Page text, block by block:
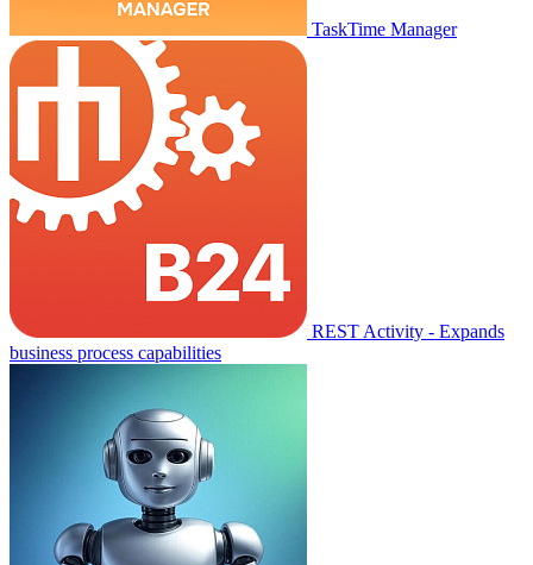
TaskTime Manager
REST Activity - Expands
business process capabilities